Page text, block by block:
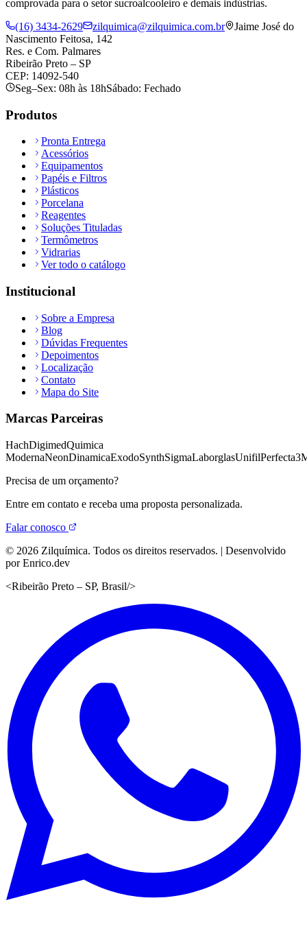
comprovada para o setor sucroalcooleiro e demais indústrias.
(16) 3434-2629
zilquimica@zilquimica.com.br
Jaime José do
Nascimento Feitosa, 142
Res. e Com. Palmares
Ribeirão Preto – SP
CEP: 14092-540
Seg–Sex: 08h às 18hSábado: Fechado
Produtos
Pronta Entrega
Acessórios
Equipamentos
Papéis e Filtros
Plásticos
Porcelana
Reagentes
Soluções Tituladas
Termômetros
Vidrarias
Ver todo o catálogo
Institucional
Sobre a Empresa
Blog
Dúvidas Frequentes
Depoimentos
Localização
Contato
Mapa do Site
Marcas Parceiras
HachDigimedQuimica
ModernaNeonDinamicaExodoSynthSigmaLaborglasUnifilPerfecta
Precisa de um orçamento?
Entre em contato e receba uma proposta personalizada.
Falar conosco
© 2026 Zilquímica. Todos os direitos reservados. | Desenvolvido
por Enrico.dev
<Ribeirão Preto – SP, Brasil/>